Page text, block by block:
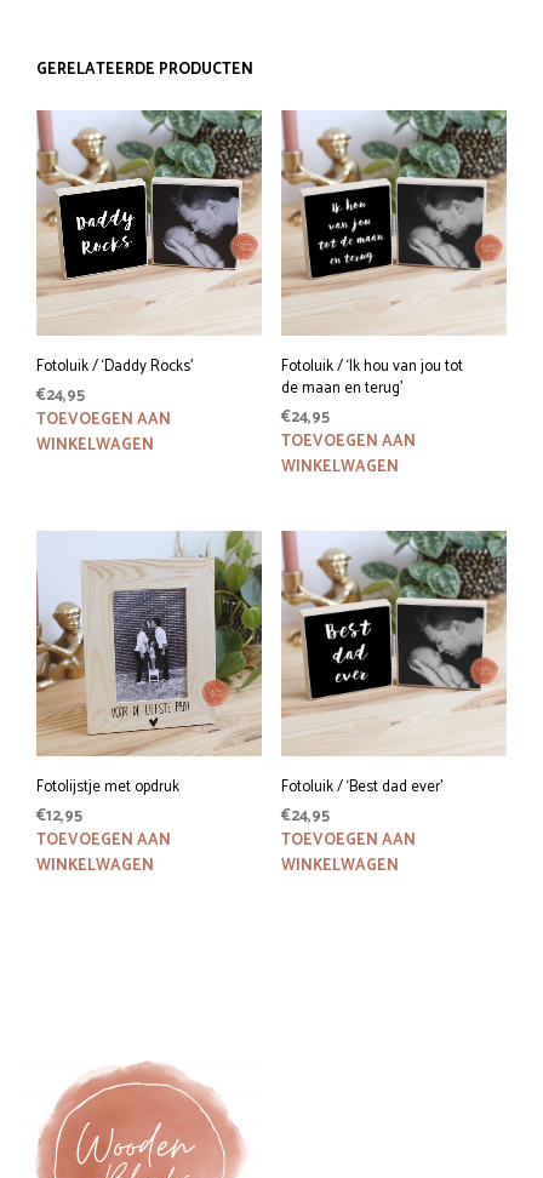
GERELATEERDE PRODUCTEN
Fotoluik / ‘Daddy Rocks’
€24,95
TOEVOEGEN AAN
WINKELWAGEN
Fotoluik / ‘Ik hou van jou tot
de maan en terug’
€24,95
TOEVOEGEN AAN
WINKELWAGEN
Fotolijstje met opdruk
€12,95
TOEVOEGEN AAN
WINKELWAGEN
Fotoluik / ‘Best dad ever’
€24,95
TOEVOEGEN AAN
WINKELWAGEN